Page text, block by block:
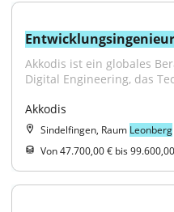
Entwicklungsingenieur
Akkodis ist ein globales
Digital Engineering, das
Akkodis
Sindelfingen, Raum Leonberg
Von 47.700,00 € bis